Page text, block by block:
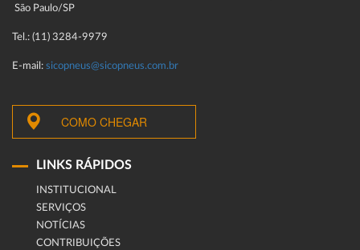
São Paulo/SP
Tel.: (11) 3284-9979
E-mail: sicopneus@sicopneus.com.br
COMO CHEGAR
LINKS RÁPIDOS
INSTITUCIONAL
SERVIÇOS
NOTÍCIAS
CONTRIBUIÇÕES